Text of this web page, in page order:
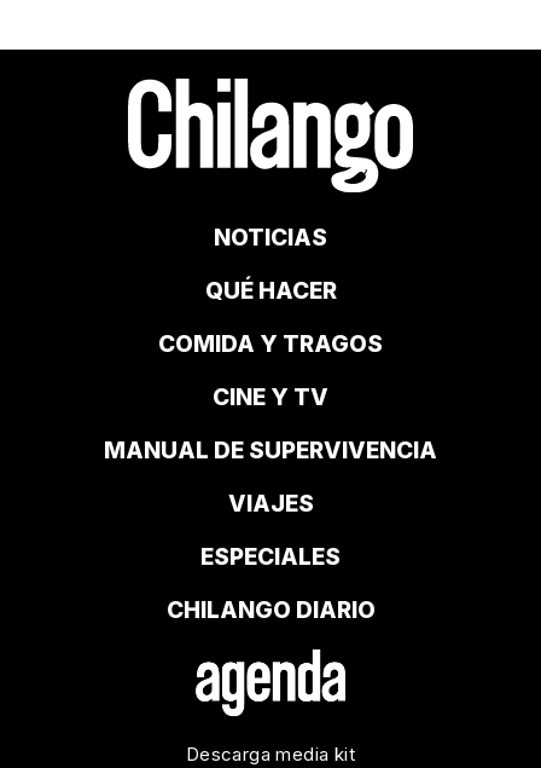
NOTICIAS
QUÉ HACER
COMIDA Y TRAGOS
CINE Y TV
MANUAL DE SUPERVIVENCIA
VIAJES
ESPECIALES
CHILANGO DIARIO
Descarga media kit